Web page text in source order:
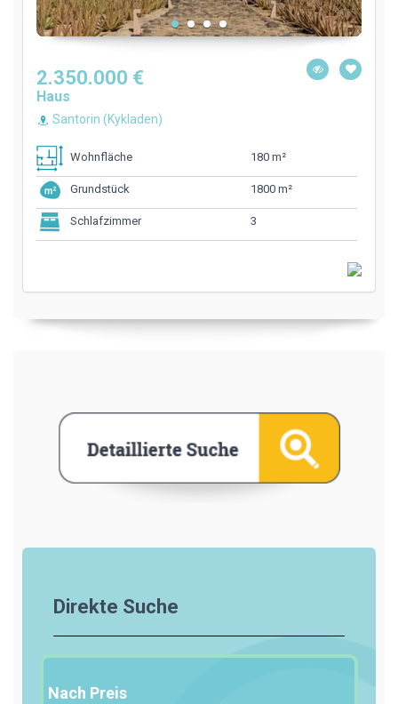
2.350.000 €
Haus
Santorin (Kykladen)
Wohnfläche 180 m²
Grundstück 1800 m²
Schlafzimmer 3
Direkte Suche
Nach Preis